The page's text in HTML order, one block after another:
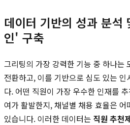
데이터 기반의 성과 분석
인' 구축
그리팅의 가장 강력한 기능 중 하나는
전환하고, 이를 기반으로 심도 있는
다. 어떤 직원이 가장 우수한 인재를
여가 활발한지, 채널별 채용 효율은
있습니다. 이러한 데이터는 직원 추천